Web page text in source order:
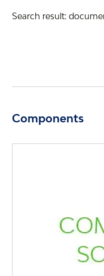
Search result:
Components